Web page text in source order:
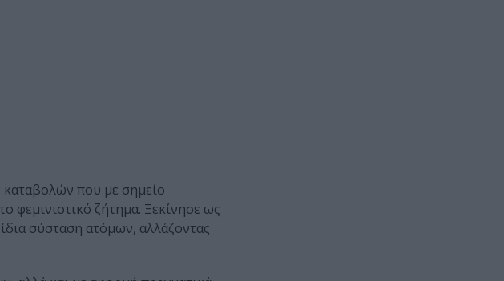
καταβολών που με σημείο
φεμινιστικό ζήτημα. Ξεκίνησε ως
σύσταση ατόμων, αλλάζοντας